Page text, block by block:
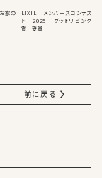
家の
LIXIL メンバーズコンテス
ト 2025 グットリビング
賞 受賞
前に戻る